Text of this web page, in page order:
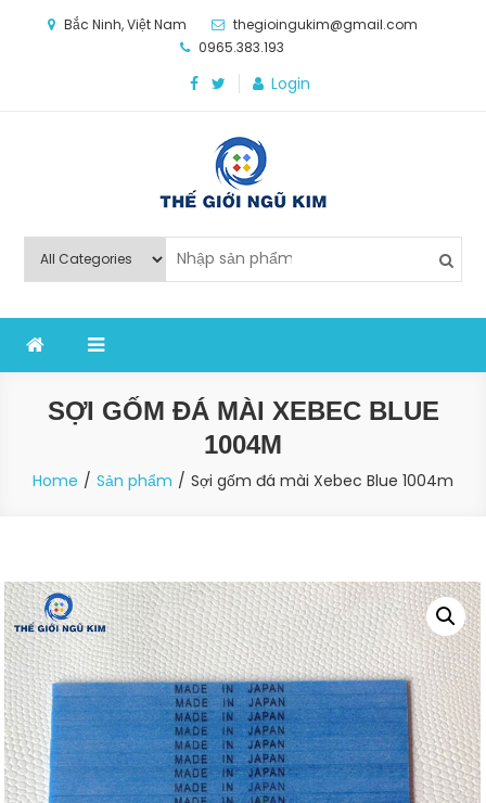
Bắc Ninh, Việt Nam
thegioingukim@gmail.com
0965.383.193
Login
Thế Giới Ngũ Kim
nghiệp sản xuất
SỢI GỐM ĐÁ MÀI XEBEC BLUE
1004M
Home Sản phẩm Sợi gốm đá mài Xebec Blue 1004m